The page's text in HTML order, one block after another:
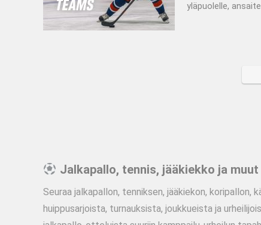
yläpuolelle,
Jalkapallo, tennis, jääkiekko ja
Seuraa jalkapallon, tenniksen, jääkiekon,
huippusarjoista, turnauksista, joukkueista ja